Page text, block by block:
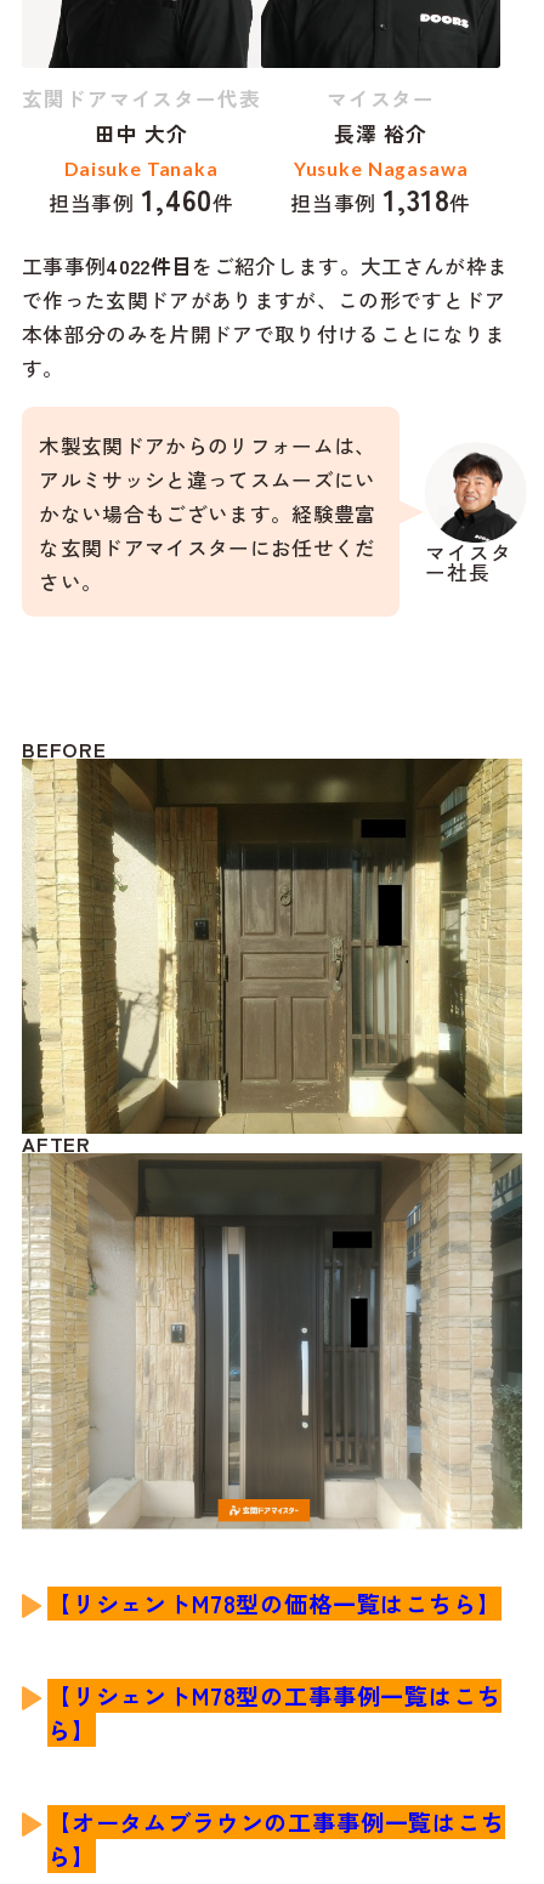
玄関ドアマイスター代表
田中 大介
Daisuke Tanaka
担当事例 1,460件
マイスター
長澤 裕介
Yusuke Nagasawa
担当事例 1,318件
工事事例4022件目をご紹介します。大工さんが枠ま
で作った玄関ドアがありますが、この形ですとドア
本体部分のみを片開ドアで取り付けることになりま
す。
マイスタ
ー社長
木製玄関ドアからのリフォームは、
アルミサッシと違ってスムーズにい
かない場合もございます。経験豊富
な玄関ドアマイスターにお任せくだ
さい。
BEFORE
AFTER
【リシェントM78型の価格一覧はこちら】
【リシェントM78型の工事事例一覧はこち
ら】
【オータムブラウンの工事事例一覧はこち
ら】